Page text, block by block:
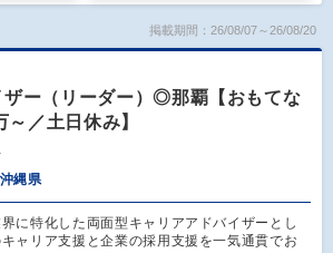
掲載期間：26/08/07～26/08/20
ザー（リーダー）◎那覇【おもてな
／土日休み】
沖縄県
に特化した両面型キャリアアドバイザーとし
ャリア支援と企業の採用支援を一気通貫でお